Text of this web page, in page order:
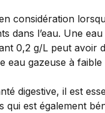
considération
dans l’eau. Une
0,2 g/L peut
eau gazeuse à
digestive, il est
qui est également